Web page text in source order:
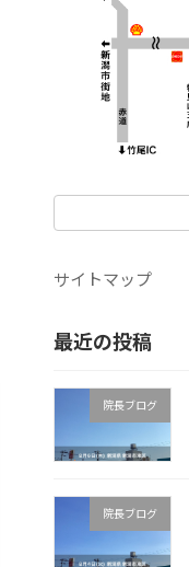
サイトマップ
最近の投稿
院長ブログ
院長ブログ